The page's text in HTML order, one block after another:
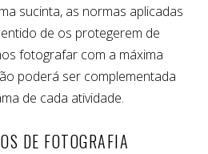
sucinta, as normas aplicadas
de os protegerem de
fotografar com a máxima
poderá ser complementada
de cada atividade.
DE FOTOGRAFIA